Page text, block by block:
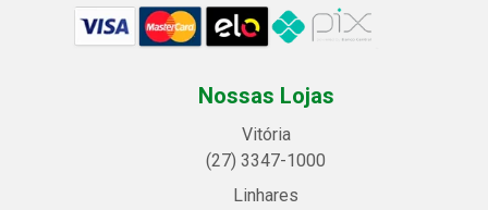
Nossas Lojas
Vitória
(27) 3347-1000
Linhares